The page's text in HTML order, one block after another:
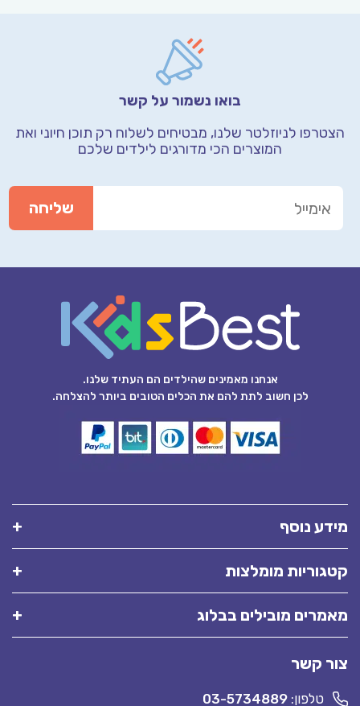
בואו נשמור על קשר
הצטרפו לניוזלטר שלנו, מבטיחים לשלוח רק תוכן חיוני ואת
המוצרים הכי מדורגים לילדים שלכם
אנחנו מאמינים שהילדים הם העתיד שלנו.
לכן חשוב לתת להם את הכלים הטובים ביותר להצלחה.
מידע נוסף
קטגוריות מומלצות
מאמרים מובילים בבלוג
צור קשר
טלפון: 03-5734889